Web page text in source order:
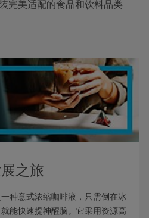
完美适配的食品和饮料品类
之旅
种意式浓缩咖啡液，只需倒在冰
能快速提神醒脑。它采用资源高